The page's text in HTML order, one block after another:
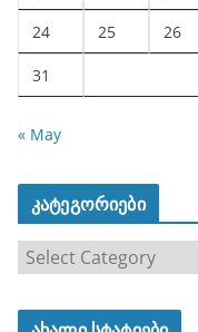
24 25 26
31
« May
კატეგორიები
ა
ტ